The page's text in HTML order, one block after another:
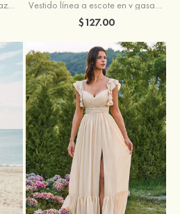
Vestido línea a cuello de corazón gasa hasta el suelo vestido de dama de honor Vestido línea a escote en v gasa hasta el suelo vestido de dama de honor
$127.00